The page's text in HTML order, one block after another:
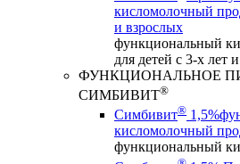
кисломолочный
и взрослых
функциональный
для детей с 3-х лет
ФУНКЦИОНАЛЬНОЕ
СИМБИВИТ®
Симбивит® 1,5%
кисломолочный
функциональный